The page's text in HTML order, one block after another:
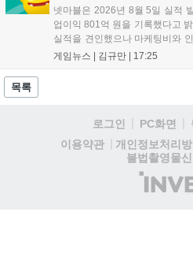
넷마블은 2026년 8월 5일 실적
업이익 801억 원을 기록했다고
실적을 견인했으나 마케팅비와
대표는 다작 중심 전략에서 벗어
하반기에는 ‘나 혼자만 레벨업:
마케팅 비용은 평소 수준으로
게임뉴스 | 김규만 17:25
목록
로그인 PC화면
이용약관
개인정보처리방
불법촬영물
(주)
인